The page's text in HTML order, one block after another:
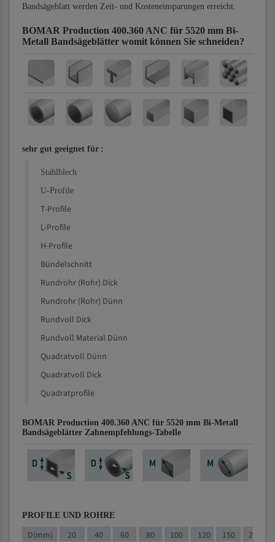
Bandsägeblatt werden Zeit- und Kosteneinsparungen erreicht.
BOMAR Production 400.360 ANC für 5520 mm Bi-
Metall Bandsägeblätter womit können Sie schneiden?
sehr gut geeignet für :
Stahlblech
U-Profile
T-Profile
L-Profile
H-Profile
Bündelschnitt
Rundrohr (Rohr) Dick
Rundrohr (Rohr) Dünn
Rundvoll Dick
Rundvoll Material Dünn
Quadratvoll Dünn
Quadratvoll Dick
Quadratprofile
BOMAR Production 400.360 ANC für 5520 mm Bi-Metall
Bandsägeblätter Zahnempfehlungs-Tabelle
PROFILE UND ROHRE
D(mm) 20 40 60 80 100 120 150 200